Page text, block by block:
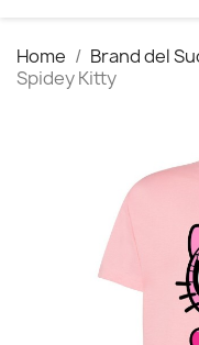
Home Brand del
Spidey Kitty